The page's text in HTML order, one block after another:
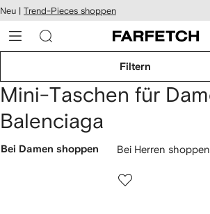
zum
Neu | Trend-Pieces shoppen
Filtern
Mini-Taschen für
Balenciaga
Bei Damen shoppen Bei Herren shoppen